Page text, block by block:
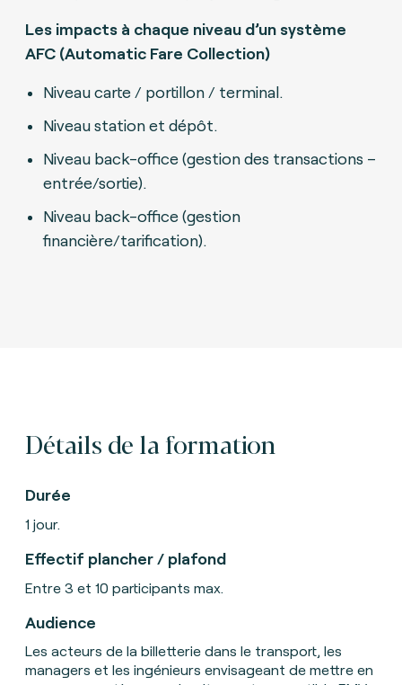
Les impacts à chaque niveau d’un système
AFC (Automatic Fare Collection)
Niveau carte / portillon / terminal.
Niveau station et dépôt.
Niveau back-office (gestion des transactions –
entrée/sortie).
Niveau back-office (gestion
financière/tarification).
Détails de la formation
Durée
1 jour.
Effectif plancher / plafond
Entre 3 et 10 participants max.
Audience
Les acteurs de la billetterie dans le transport, les
managers et les ingénieurs envisageant de mettre en